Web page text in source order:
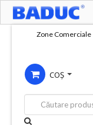
Compania
Servicii
Productie
Zone Comerciale
COȘ